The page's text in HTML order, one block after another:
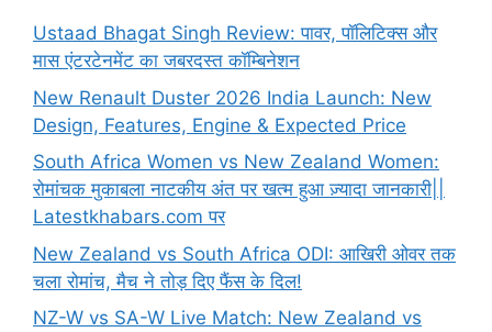
Ustaad Bhagat Singh Review: पावर, पॉलिटिक्स और
मास एंटरटेनमेंट का जबरदस्त कॉम्बिनेशन
New Renault Duster 2026 India Launch: New
Design, Features, Engine & Expected Price
South Africa Women vs New Zealand Women:
रोमांचक मुकाबला नाटकीय अंत पर खत्म हुआ ज़्यादा जानकारी||
Latestkhabars.com पर
New Zealand vs South Africa ODI: आखिरी ओवर तक
चला रोमांच, मैच ने तोड़ दिए फैंस के दिल!
NZ-W vs SA-W Live Match: New Zealand vs